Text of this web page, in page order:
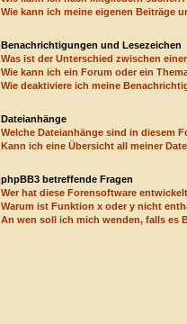
Wie kann ich meine eigenen Beiträge
Benachrichtigungen und Lesezeichen
Was ist der Unterschied zwischen
Wie kann ich ein Forum oder ein
Wie deaktiviere ich meine
Dateianhänge
Welche Dateianhänge sind in diesem
Kann ich eine Übersicht all meiner
phpBB3 betreffende Fragen
Wer hat diese Forensoftware
Warum ist Funktion x oder y nicht
An wen soll ich mich wenden, falls es